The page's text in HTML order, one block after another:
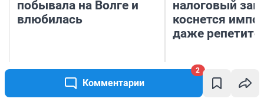
Комментарии
2
побывала на Волге и
влюбилась
Назифа Нурмухаметова
налоговый
коснется
даже
Анастасия